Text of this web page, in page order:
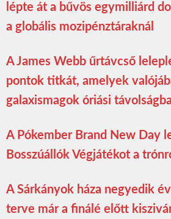
lépte át a bűvös egymilliárd
a globális mozipénztáraknál
A James Webb űrtávcső
pontok titkát, amelyek
galaxismagok óriási
A Pókember Brand New Day
Bosszúállók Végjátékot a
A Sárkányok háza negyedik
terve már a finálé előtt